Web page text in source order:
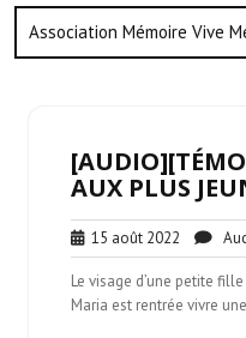
Association Mémoire Vive
AUX PLUS
15 août 2022 15
août
2022
Le visage d’une petite
Maria est rentrée vivre